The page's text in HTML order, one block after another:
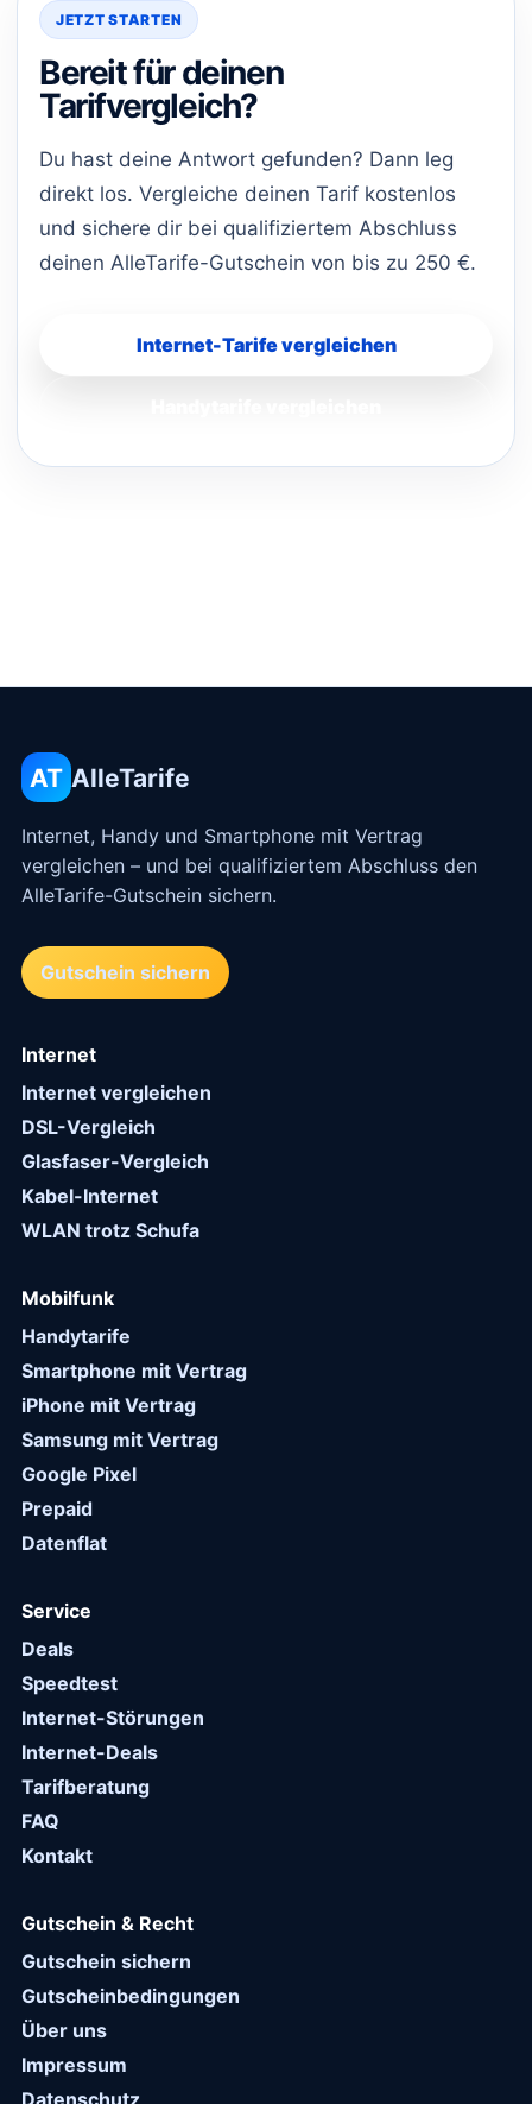
JETZT STARTEN
Bereit für deinen
Tarifvergleich?
Du hast deine Antwort gefunden? Dann leg
direkt los. Vergleiche deinen Tarif kostenlos
und sichere dir bei qualifiziertem Abschluss
deinen AlleTarife-Gutschein von bis zu 250 €.
Internet-Tarife vergleichen
AT AlleTarife
Internet, Handy und Smartphone mit Vertrag
vergleichen – und bei qualifiziertem Abschluss den
AlleTarife-Gutschein sichern.
Gutschein sichern
Internet
Internet vergleichen
DSL-Vergleich
Glasfaser-Vergleich
Kabel-Internet
WLAN trotz Schufa
Mobilfunk
Handytarife
Smartphone mit Vertrag
iPhone mit Vertrag
Samsung mit Vertrag
Google Pixel
Prepaid
Datenflat
Service
Deals
Speedtest
Internet-Störungen
Internet-Deals
Tarifberatung
FAQ
Kontakt
Gutschein & Recht
Gutschein sichern
Gutscheinbedingungen
Über uns
Impressum
Datenschutz